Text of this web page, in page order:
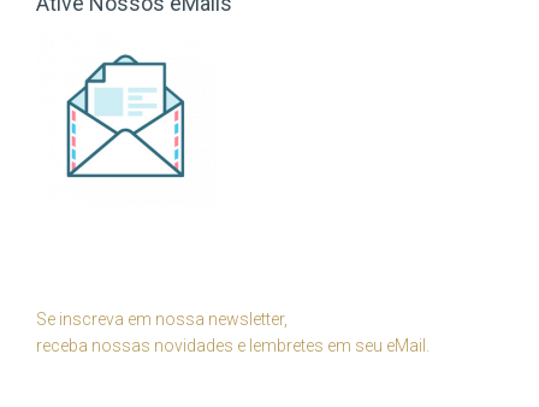
Se inscreva em nossa newsletter,
receba nossas novidades e lembretes em seu eMail.